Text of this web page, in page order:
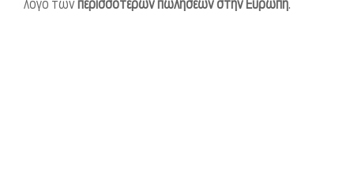
λόγο των περισσότερων πωλήσεων στην Ευρώπη.